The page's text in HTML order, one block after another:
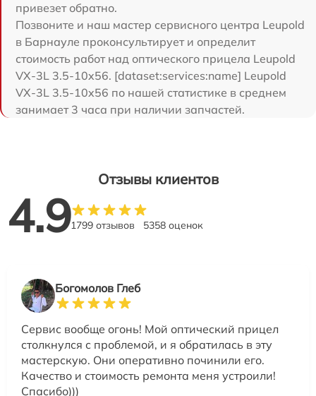
привезет обратно.
Позвоните и наш мастер сервисного центра Leupold
в Барнауле проконсультирует и определит
стоимость работ над оптического прицела Leupold
VX-3L 3.5-10x56. [dataset:services:name] Leupold
VX-3L 3.5-10x56 по нашей статистике в среднем
занимает 3 часа при наличии запчастей.
Отзывы клиентов
4.91799 отзывов 5358 оценок
Богомолов Глеб
Сервис вообще огонь! Мой оптический прицел
столкнулся с проблемой, и я обратилась в эту
мастерскую. Они оперативно починили его.
Качество и стоимость ремонта меня устроили!
Спасибо)))